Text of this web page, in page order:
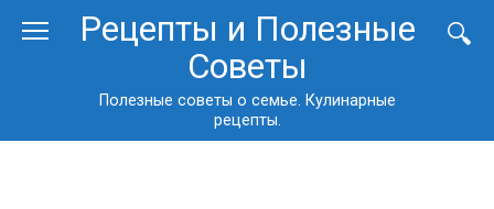
Рецепты и Полезные
Советы
Полезные советы о семье. Кулинарные
рецепты.